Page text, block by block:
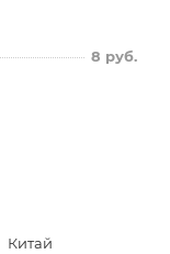
8 руб.
Китай